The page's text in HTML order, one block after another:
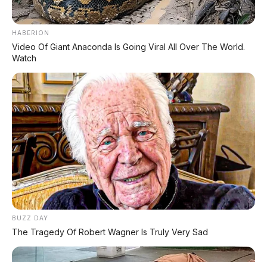
berdampingan dengan alam untuk saling
menjaga."
— Paulo Ricardo, Bek Persija
📰 Baca Juga:
⚡ Xiaomi YU7 GT 1003 HP Pecahkan Rekor
Nürburgring
SUV listrik 1003 hp, 0-100 km/jam 2,92 detik,
harga Rp877 juta
🔋 Spesifikasi Lengkap Motor Listrik
VinFast
Evo, Feliz II, dan Viper – mulai Rp17,38 jutaan
HABERION
Video Of Giant Anaconda Is Going Viral All Over The World.
Watch
BUZZ DAY
The Tragedy Of Robert Wagner Is Truly Very Sad